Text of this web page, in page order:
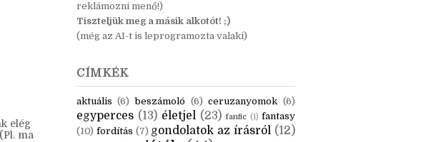
írót, nem? :D
(Haladóknak: Könyvet/egyéb terméket
jogtiszta/szabadon használható képpel
Tiszteljük meg a másik alkotót! ;)
CÍMKÉK